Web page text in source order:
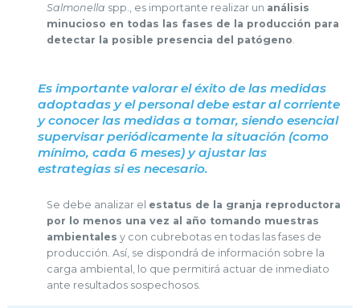
Salmonella spp., es importante realizar un análisis
minucioso en todas las fases de la producción para
detectar la posible presencia del patógeno
Es importante valorar el éxito de las medidas
adoptadas y el personal debe estar al corriente
y conocer las medidas a tomar, siendo esencial
supervisar periódicamente la situación (como
mínimo, cada 6 meses) y ajustar las
estrategias si es necesario.
Se debe analizar el estatus de la granja reproductora
por lo menos una vez al año tomando muestras
ambientales y con cubrebotas en todas las fases de
producción. Así, se dispondrá de información sobre la
carga ambiental, lo que permitirá actuar de inmediato
ante resultados sospechosos.